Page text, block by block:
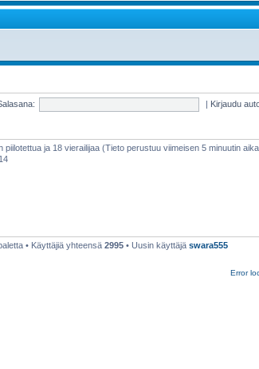
| Kirjaudu
ja 18 vierailijaa (Tieto perustuu viimeisen 5 minuutin
• Käyttäjiä yhteensä 2995 • Uusin käyttäjä swara555
Error